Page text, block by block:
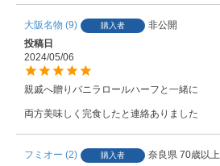
大阪名物 9 購入者
非公開
投稿日
2024/05/06
親戚へ贈りバニラロールハーフと一緒に
フミオー 2 購入者 奈良県 70歳以上